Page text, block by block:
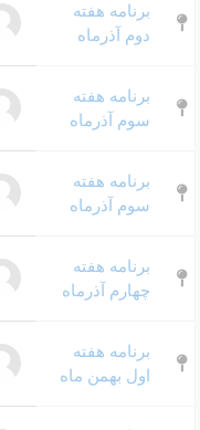
منصور کاشیها
منصور کاشیها
16 آذر 1403
منصور کاشیها
16 آذر 1403
منصور کاشیها
23 آذر 1403
منصور کاشیها